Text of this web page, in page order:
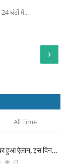
घंटों में...
›
All Time
का हुआ ऐलान, इस दिन...
71